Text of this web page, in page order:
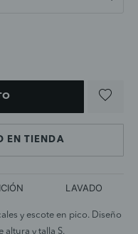
EN TIENDA
LAVADO
y escote en pico. Diseño
altura y talla S.